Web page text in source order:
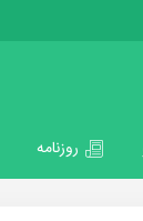
روزنامه